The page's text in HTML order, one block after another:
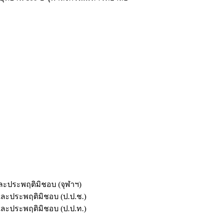
ะประพฤติมิชอบ (จุฬาฯ)
ะประพฤติมิชอบ (ป.ป.ช.)
ะประพฤติมิชอบ (ป.ป.ท.)